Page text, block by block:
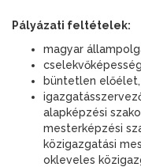
Pályázati feltételek:
magyar
büntetlen előélet,
alapképzési
mesterképzési
közigazgatási
okleveles